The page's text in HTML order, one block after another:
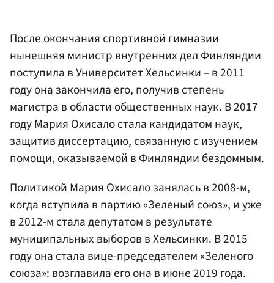
После окончания спортивной гимназии
нынешняя министр внутренних дел Финляндии
поступила в Университет Хельсинки – в 2011
году она закончила его, получив степень
магистра в области общественных наук. В 2017
году Мария Охисало стала кандидатом наук,
защитив диссертацию, связанную с изучением
помощи, оказываемой в Финляндии бездомным.
Политикой Мария Охисало занялась в 2008-м,
когда вступила в партию «Зеленый союз», и уже
в 2012-м стала депутатом в результате
муниципальных выборов в Хельсинки. В 2015
году она стала вице-председателем «Зеленого
союза»: возглавила его она в июне 2019 года.